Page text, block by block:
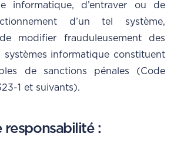
informatique, d’entraver ou de
d’un tel système,
modifier frauduleusement des
systèmes informatique constituent
de sanctions pénales (Code
1 et suivants).
responsabilité :